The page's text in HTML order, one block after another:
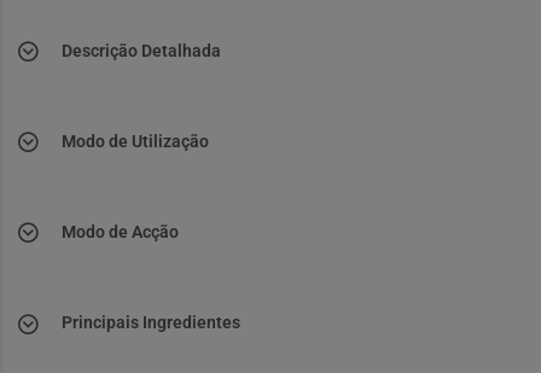
Descrição Detalhada
Modo de Utilização
Modo de Acção
Principais Ingredientes